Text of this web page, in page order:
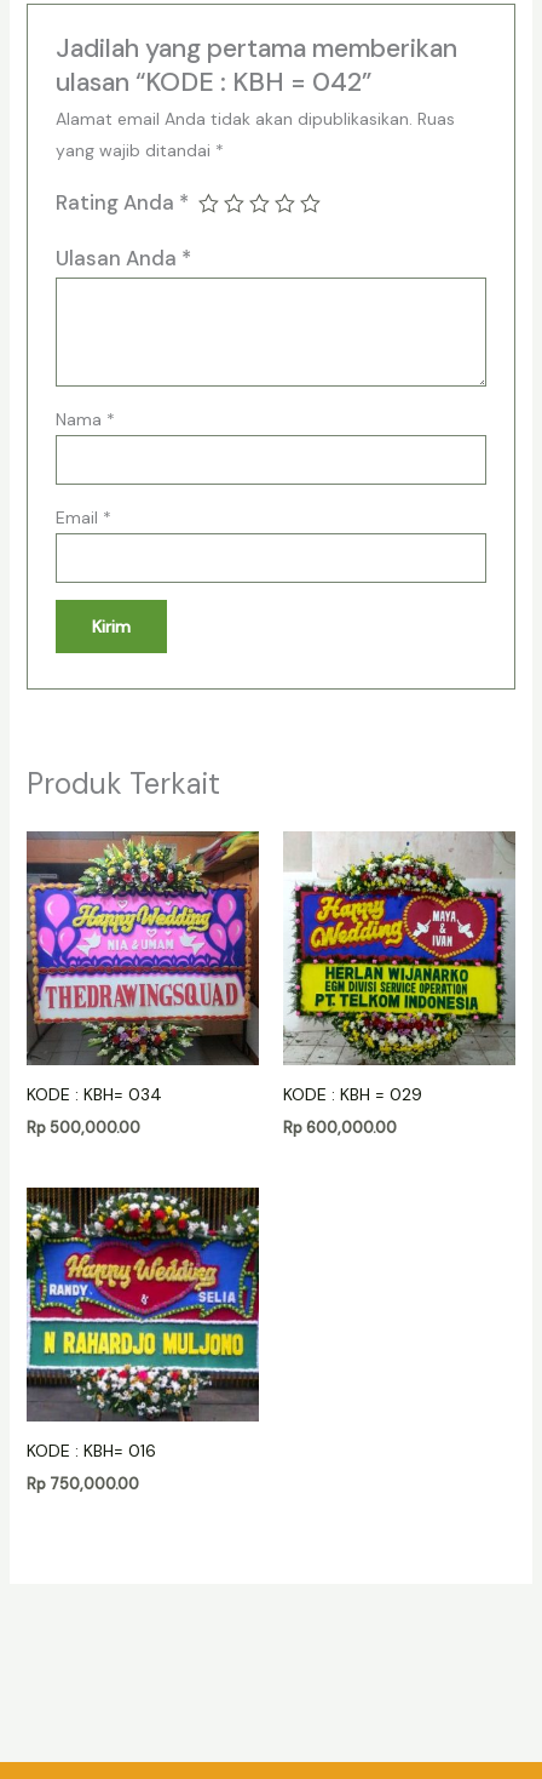
Jadilah yang pertama memberikan
ulasan “KODE : KBH = 042”
Alamat email Anda tidak akan dipublikasikan. Ruas
yang wajib ditandai *
Rating Anda *
Ulasan Anda *
Nama *
Email *
Produk Terkait
KODE : KBH= 034
Rp500,000.00
KODE : KBH = 029
Rp600,000.00
KODE : KBH= 016
Rp750,000.00